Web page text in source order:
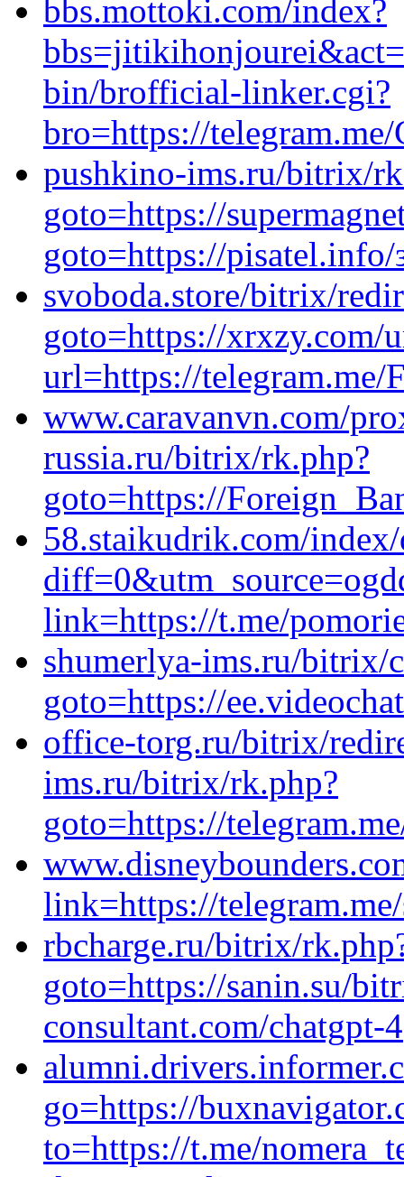
bbs.mottoki.com/index?
bin/brofficial-linker.cgi?
bro=https://
pushkino-ims.ru/bitrix/
goto=https://
goto=https://pisatel.info/
svoboda.store/bitrix/
goto=https://xrxzy.com/
url=https://telegram.me/
www.caravanvn.com/
russia.ru/bitrix/rk.php?
goto=https://
58.staikudrik.com/
link=https://t.me/
shumerlya-ims.ru/bitrix/
goto=https://
office-torg.ru/bitrix/
ims.ru/bitrix/rk.php?
goto=https://
link=https://
rbcharge.ru/bitrix/
goto=https://sanin.su/
consultant.com/chatgpt-4
go=https://
to=https://t.me/